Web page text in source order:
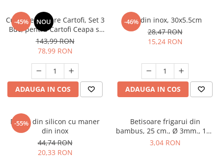
-45% NOU
Cutie Depozitare Cartofi, Set 3
Buc, pentru Cartofi Ceapa si
Usturoi, Pastreaza Legumele
Proaspete Mai Mult Timp
143,99 RON
78,99 RON
ADAUGA IN COS
-46%
Tel din inox, 30x5.5cm
28,47 RON
15,24 RON
ADAUGA IN COS
-55%
Paleta din silicon cu maner
din inox
44,74 RON
20,33 RON
Betisoare frigarui din
bambus, 25 cm., Ø 3mm., 100
buc./pachet
3,04 RON